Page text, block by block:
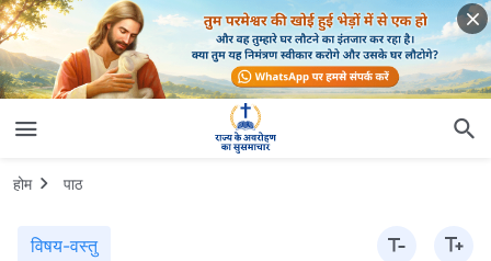
होम पाठ
विषय-वस्तु